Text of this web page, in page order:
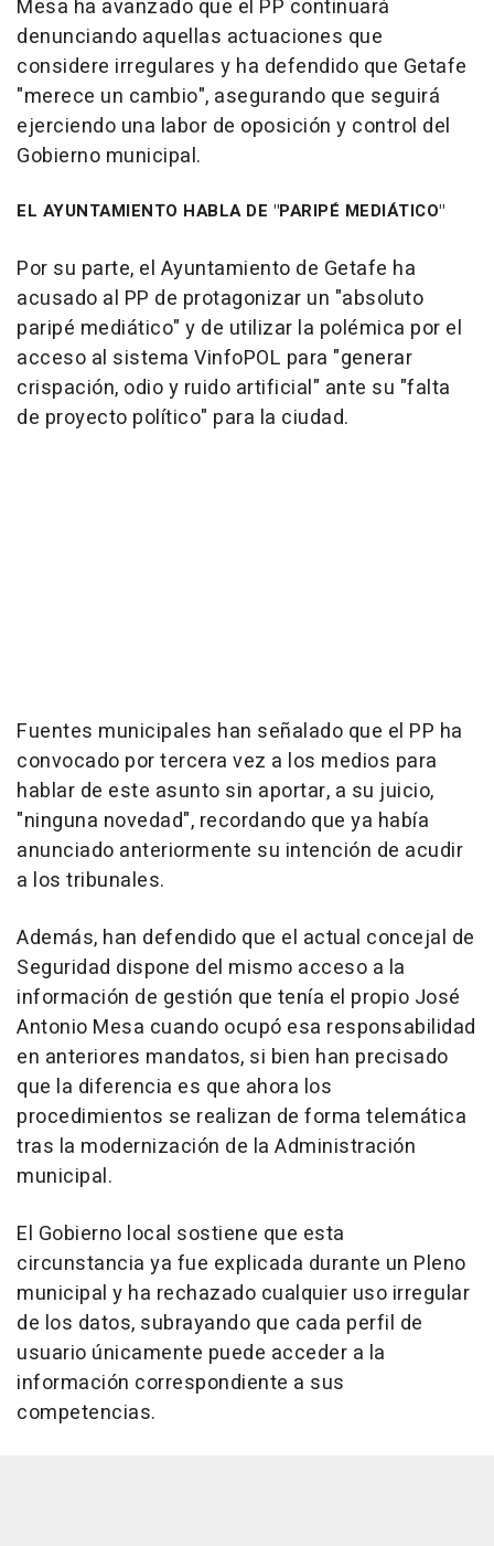
Mesa ha avanzado que el PP continuará
denunciando aquellas actuaciones que
considere irregulares y ha defendido que Getafe
"merece un cambio", asegurando que seguirá
ejerciendo una labor de oposición y control del
Gobierno municipal.
EL AYUNTAMIENTO HABLA DE "PARIPÉ MEDIÁTICO"
Por su parte, el Ayuntamiento de Getafe ha
acusado al PP de protagonizar un "absoluto
paripé mediático" y de utilizar la polémica por el
acceso al sistema VinfoPOL para "generar
crispación, odio y ruido artificial" ante su "falta
de proyecto político" para la ciudad.
Fuentes municipales han señalado que el PP ha
convocado por tercera vez a los medios para
hablar de este asunto sin aportar, a su juicio,
"ninguna novedad", recordando que ya había
anunciado anteriormente su intención de acudir
a los tribunales.
Además, han defendido que el actual concejal de
Seguridad dispone del mismo acceso a la
información de gestión que tenía el propio José
Antonio Mesa cuando ocupó esa responsabilidad
en anteriores mandatos, si bien han precisado
que la diferencia es que ahora los
procedimientos se realizan de forma telemática
tras la modernización de la Administración
municipal.
El Gobierno local sostiene que esta
circunstancia ya fue explicada durante un Pleno
municipal y ha rechazado cualquier uso irregular
de los datos, subrayando que cada perfil de
usuario únicamente puede acceder a la
información correspondiente a sus
competencias.